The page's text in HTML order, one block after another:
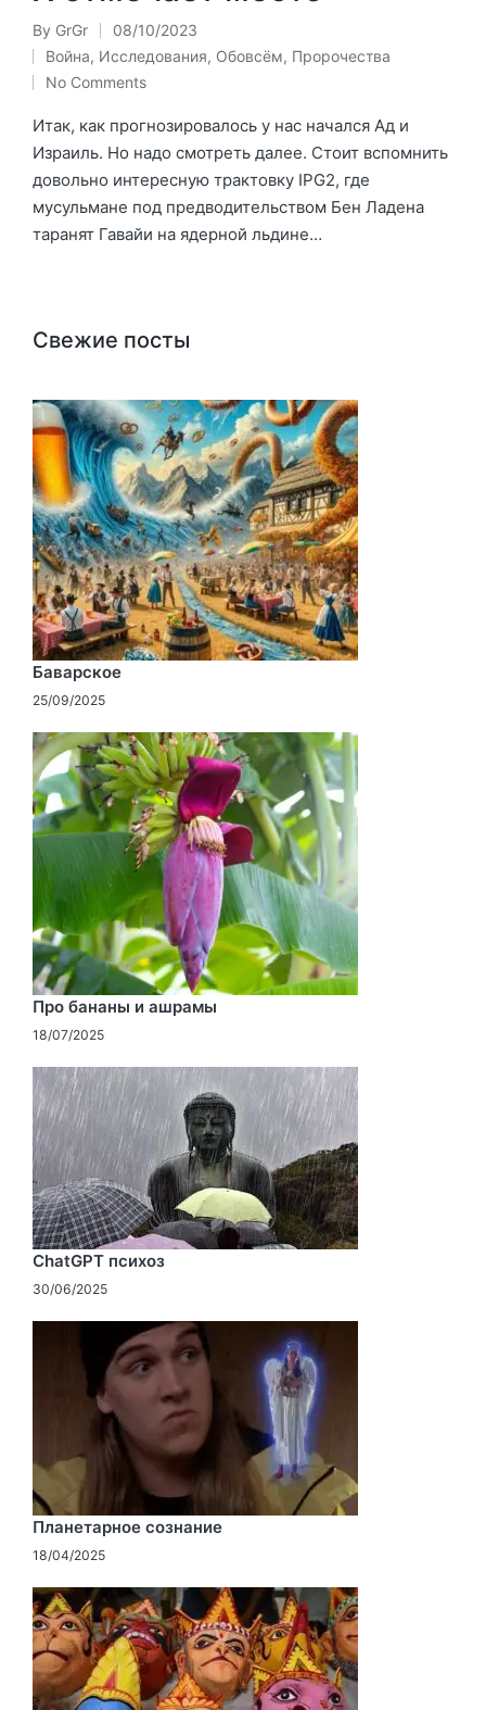
Posted
by
By GrGr 08/10/2023
Posted
in
Война, Исследования, Обовсём, Пророчества
No Comments
Итак, как прогнозировалось у нас начался Ад и
Израиль. Но надо смотреть далее. Стоит вспомнить
довольно интересную трактовку IPG2, где
мусульмане под предводительством Бен Ладена
таранят Гавайи на ядерной льдине…
Свежие посты
Баварское
25/09/2025
Про бананы и ашрамы
18/07/2025
ChatGPT психоз
30/06/2025
Планетарное сознание
18/04/2025